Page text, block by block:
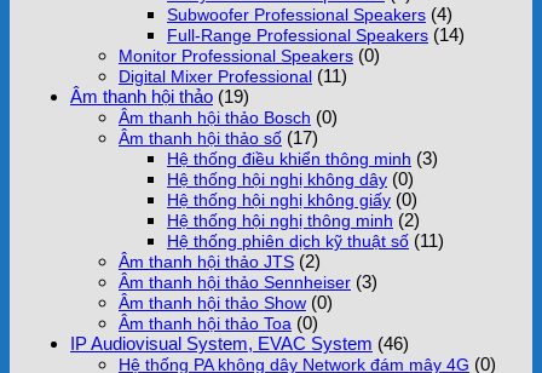
Subwoofer Professional Speakers (4)
Full-Range Professional Speakers (14)
Monitor Professional Speakers (0)
Digital Mixer Professional (11)
Âm thanh hội thảo (19)
Âm thanh hội thảo Bosch (0)
Âm thanh hội thảo số (17)
Hệ thống điều khiển thông minh (3)
Hệ thống hội nghị không dây (0)
Hệ thống hội nghị không giấy (0)
Hệ thống hội nghị thông minh (2)
Hệ thống phiên dịch kỹ thuật số (11)
Âm thanh hội thảo JTS (2)
Âm thanh hội thảo Sennheiser (3)
Âm thanh hội thảo Show (0)
Âm thanh hội thảo Toa (0)
IP Audiovisual System, EVAC System (46)
Hệ thống PA không dây Network đám mây 4G (0)